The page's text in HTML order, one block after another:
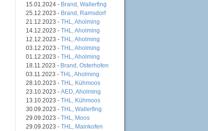
15.01.2024 - Brand, Wallerfing
25.12.2023 - Brand, Ramsdorf
21.12.2023 - THL, Aholming
14.12.2023 - THL, Aholming
12.12.2023 - THL, Aholming
03.12.2023 - THL, Aholming
01.12.2023 - THL, Aholming
18.11.2023 - Brand, Osterhofen
03.11.2023 - THL, Aholming
28.10.2023 - THL, Kühmoos
23.10.2023 - AED, Aholming
13.10.2023 - THL, Kühmoos
30.09.2023 - THL, Wallerfing
29.09.2023 - THL, Moos
29.09.2023 - THL, Mainkofen